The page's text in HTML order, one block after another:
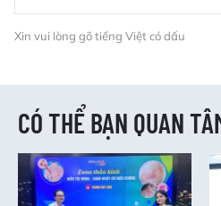
Xin vui lòng gõ tiếng Việt có dấu
CÓ THỂ BẠN QUAN